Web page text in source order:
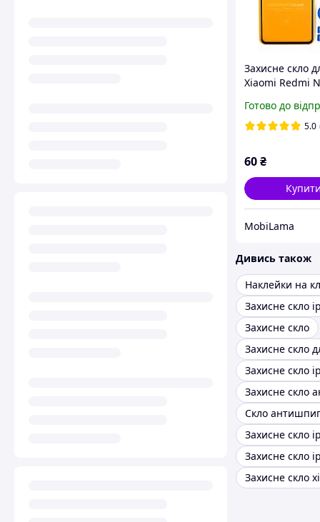
Захисне скло
Xiaomi Redmi
Готово до
5.0
60₴
Купити
MobiLama
Дивись також
Захисне скло
Захисне скло
Захисне скло
Захисне скло
Захисне скло